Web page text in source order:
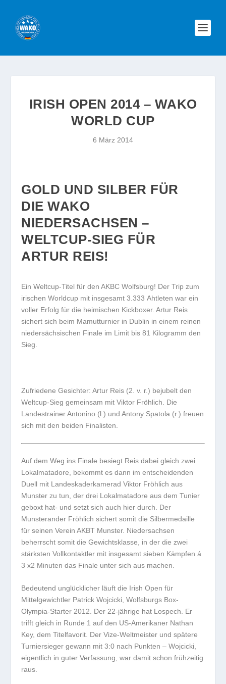
IRISH OPEN 2014 – WAKO
WORLD CUP
6 März 2014
GOLD UND SILBER FÜR
DIE WAKO
NIEDERSACHSEN –
WELTCUP-SIEG FÜR
ARTUR REIS!
Ein Weltcup-Titel für den AKBC Wolfsburg! Der Trip zum
irischen Worldcup mit insgesamt 3.333 Ahtleten war ein
voller Erfolg für die heimischen Kickboxer. Artur Reis
sichert sich beim Mamutturnier in Dublin in einem reinen
niedersächsischen Finale im Limit bis 81 Kilogramm den
Sieg.
Zufriedene Gesichter: Artur Reis (2. v. r.) bejubelt den
Weltcup-Sieg gemeinsam mit Viktor Fröhlich. Die
Landestrainer Antonino (l.) und Antony Spatola (r.) freuen
sich mit den beiden Finalisten.
Auf dem Weg ins Finale besiegt Reis dabei gleich zwei
Lokalmatadore, bekommt es dann im entscheidenden
Duell mit Landeskaderkamerad Viktor Fröhlich aus
Munster zu tun, der drei Lokalmatadore aus dem Tunier
geboxt hat- und setzt sich auch hier durch. Der
Munsterander Fröhlich sichert somit die Silbermedaille
für seinen Verein AKBT Munster. Niedersachsen
beherrscht somit die Gewichtsklasse, in der die zwei
stärksten Vollkontaktler mit insgesamt sieben Kämpfen á
3 x2 Minuten das Finale unter sich aus machen.
Bedeutend unglücklicher läuft die Irish Open für
Mittelgewichtler Patrick Wojcicki, Wolfsburgs Box-
Olympia-Starter 2012. Der 22-jährige hat Lospech. Er
trifft gleich in Runde 1 auf den US-Amerikaner Nathan
Key, dem Titelfavorit. Der Vize-Weltmeister und spätere
Turniersieger gewann mit 3:0 nach Punkten – Wojcicki,
eigentlich in guter Verfassung, war damit schon frühzeitig
raus.